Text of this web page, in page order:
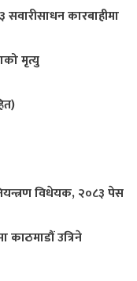
कारबाहीमा
मृत्यु
विधेयक, २०८३ पेस
काठमाडौं उत्रिने